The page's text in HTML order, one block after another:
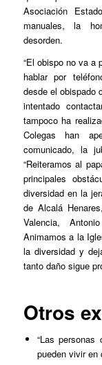
Asociación
manuales, la
desorden.
“El obispo no va a
hablar por
desde el obispado
intentado
tampoco ha
Colegas han
comunicado, la
“Reiteramos al
principales
diversidad en la
de Alcalá
Valencia,
Animamos a la
la diversidad y
tanto daño sigue
Otros
“Las
pueden vivir en